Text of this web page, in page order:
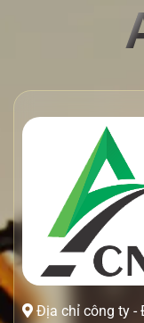
Địa chỉ công ty -